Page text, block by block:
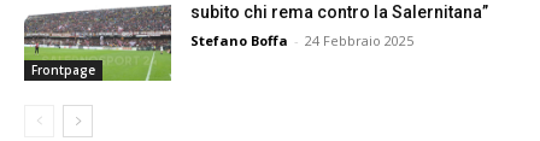
Frontpage
subito chi rema contro la Salernitana”
Stefano Boffa - 24 Febbraio 2025